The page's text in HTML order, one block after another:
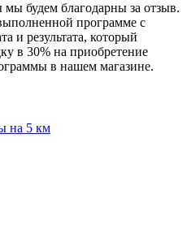
будем благодарны за отзыв.
программе с
и результата, который
в 30% на приобретение
в нашем магазине.
на 5 км